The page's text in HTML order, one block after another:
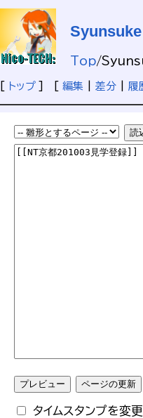
Syunsuke
Top/
トップ] [ 編集 差分 履
タイムスタンプを変